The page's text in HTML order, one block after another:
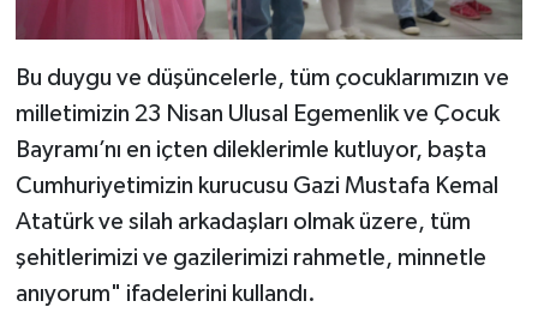
Bu duygu ve düşüncelerle, tüm çocuklarımızın ve
milletimizin 23 Nisan Ulusal Egemenlik ve Çocuk
Bayramı’nı en içten dileklerimle kutluyor, başta
Cumhuriyetimizin kurucusu Gazi Mustafa Kemal
Atatürk ve silah arkadaşları olmak üzere, tüm
şehitlerimizi ve gazilerimizi rahmetle, minnetle
anıyorum" ifadelerini kullandı.